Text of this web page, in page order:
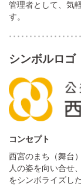
管理者として、気
す。
シンボルロゴ
コンセプト
西宮のまち（舞台
人の姿を向い合せ
をシンボライズし